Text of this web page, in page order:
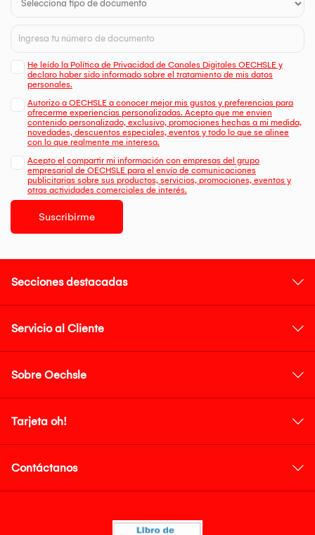
He leído la Política de Privacidad de Canales Digitales OECHSLE y
declaro haber sido informado sobre el tratamiento de mis datos
personales.
Autorizo a OECHSLE a conocer mejor mis gustos y preferencias para
ofrecerme experiencias personalizadas. Acepto que me envien
contenido personalizado, exclusivo, promociones hechas a mi medida,
novedades, descuentos especiales, eventos y todo lo que se alinee
con lo que realmente me interesa.
Acepto el compartir mi información con empresas del grupo
empresarial de OECHSLE para el envío de comunicaciones
publicitarias sobre sus productos, servicios, promociones, eventos y
otras actividades comerciales de interés.
Suscribirme
Secciones destacadas
Servicio al Cliente
Sobre Oechsle
Tarjeta oh!
Contáctanos